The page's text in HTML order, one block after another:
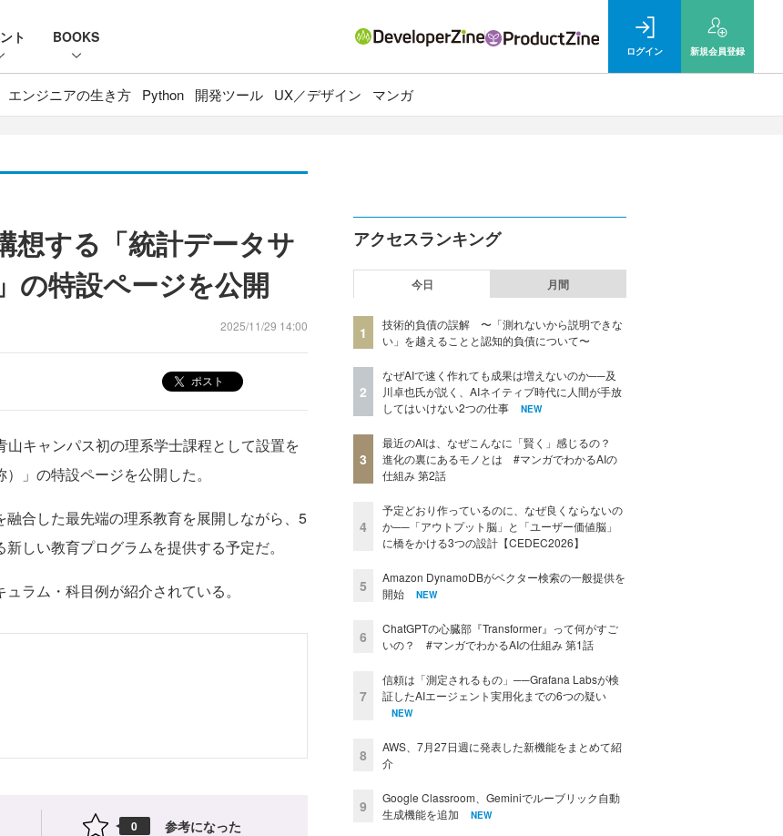
ト BOOKS
ログイン 新規会員登録
エンジニアの生き方 Python 開発ツール UX／デザイン マンガ
想する「統計データサ
の特設ページを公開
2025/11/29 14:00
ポスト
キャンパス初の理系学士課程として設置を
」の特設ページを公開した。
合した最先端の理系教育を展開しながら、5
しい教育プログラムを提供する予定だ。
ラム・科目例が紹介されている。
0 参考になった
アクセスランキング
今日 月間
1
技術的負債の誤解 〜「測れないから説明できな
い」を越えることと認知的負債について〜
2
なぜAIで速く作れても成果は増えないのか──及
川卓也氏が説く、AIネイティブ時代に人間が手放
してはいけない2つの仕事
NEW
3
最近のAIは、なぜこんなに「賢く」感じるの？
進化の裏にあるモノとは #マンガでわかるAIの
仕組み 第2話
4
予定どおり作っているのに、なぜ良くならないの
か──「アウトプット脳」と「ユーザー価値脳」
に橋をかける3つの設計【CEDEC2026】
5
Amazon DynamoDBがベクター検索の一般提供を
開始
NEW
6
ChatGPTの心臓部『Transformer』って何がすご
いの？ #マンガでわかるAIの仕組み 第1話
7
信頼は「測定されるもの」──Grafana Labsが検
証したAIエージェント実用化までの6つの疑い
NEW
8
AWS、7月27日週に発表した新機能をまとめて紹
介
9
Google Classroom、Geminiでルーブリック自動
生成機能を追加
NEW